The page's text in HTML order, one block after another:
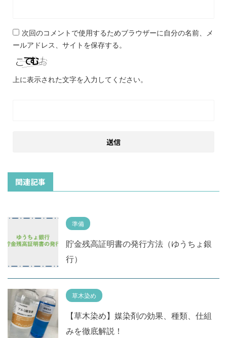
次回のコメントで使用するためブラウザーに自分の名前、メ
ールアドレス、サイトを保存する。
上に表示された文字を入力してください。
関連記事
準備
貯金残高証明書の発行方法（ゆうちょ銀
行）
草木染め
【草木染め】媒染剤の効果、種類、仕組
みを徹底解説！